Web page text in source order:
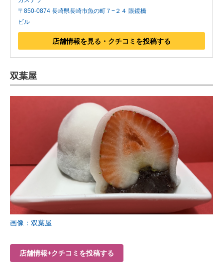
〒850-0874 長崎県長崎市魚の町７−２４ 眼鏡橋
ビル
店舗情報を見る・クチコミを投稿する
双葉屋
画像：双葉屋
店舗情報+クチコミを投稿する